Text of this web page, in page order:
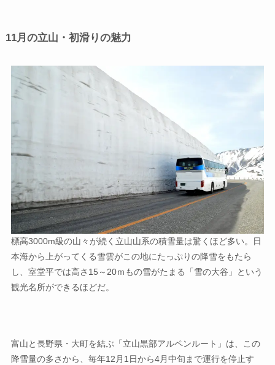
11月の立山・初滑りの魅力
標高3000m級の山々が続く立山山系の積雪量は驚くほど多い。日
本海から上がってくる雪雲がこの地にたっぷりの降雪をもたら
し、室堂平では高さ15～20ｍもの雪がたまる「雪の大谷」という
観光名所ができるほどだ。
富山と長野県・大町を結ぶ「立山黒部アルペンルート」は、この
降雪量の多さから、毎年12月1日から4月中旬まで運行を停止す